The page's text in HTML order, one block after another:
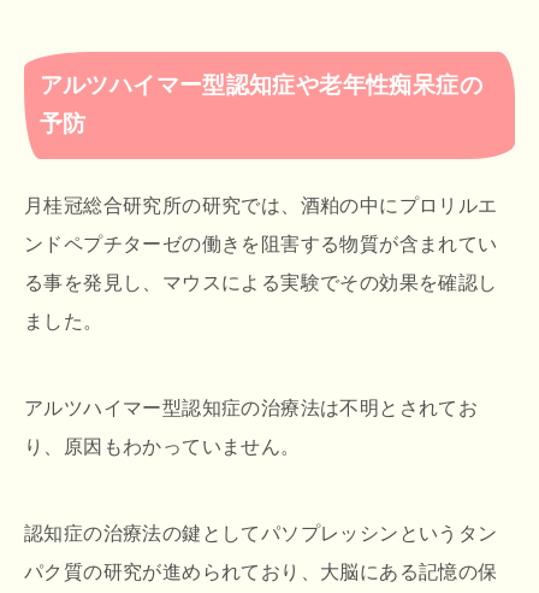
アルツハイマー型認知症や老年性痴呆症の
予防
月桂冠総合研究所の研究では、酒粕の中にプロリルエ
ンドペプチターゼの働きを阻害する物質が含まれてい
る事を発見し、マウスによる実験でその効果を確認し
ました。
アルツハイマー型認知症の治療法は不明とされてお
り、原因もわかっていません。
認知症の治療法の鍵としてパソプレッシンというタン
パク質の研究が進められており、大脳にある記憶の保